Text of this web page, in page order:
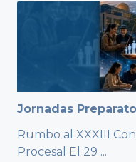
Jornadas
Rumbo al XXXIII
Procesal El 29 ...